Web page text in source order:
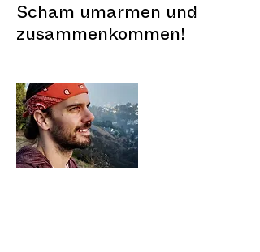
Scham umarmen und
zusammenkommen!